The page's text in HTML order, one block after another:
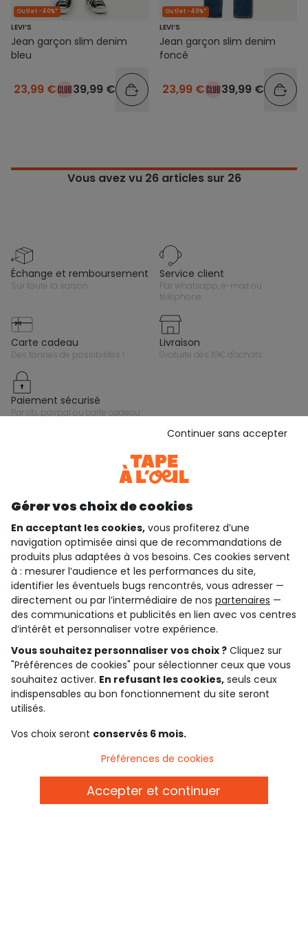
Outlet -40%*
LEVI’S
Jean garçon slim denim
bleu
23,99 € 39,99 €
Outlet -40%*
LEVI’S
Jean garçon slim denim
foncé
23,99 € 39,99 €
Vous avez vu 26articles sur 26
échange et remboursement
sur toute la saison
service client
par whatsapp, e-mail ou
téléphone
carte cadeau
des tonnes de possibilités !
livraison
gratuite dès 10€ d'achats
paiement sécurisé
par cb, paypal ou carte cadeau
Gardez le contact avec Tape à l’Oeil, inscrivez-
vous à la newsletter !
Je m'inscris
Rejoignez la communauté !
4.6/5
Basé sur 7 339 avis soumis à un contrôle
Voir l’attestation de confiance
Consulter les CGU
Téléchargez notre application
Découvrir notre application
qui sommes-nous ?
le club fidélité
Gérer vos choix de cookies
En acceptant les cookies, vous profiterez d’une
navigation optimisée ainsi que de recommandations de
produits plus adaptées à vos besoins. Ces cookies servent
à : mesurer l’audience et les performances du site,
identifier les éventuels bugs rencontrés, vous adresser —
directement ou par l’intermédiaire de nos partenaires —
des communications et publicités en lien avec vos centres
d’intérêt et personnaliser votre expérience.
Vous souhaitez personnaliser vos choix ? Cliquez sur
"Préférences de cookies" pour sélectionner ceux que vous
souhaitez activer. En refusant les cookies, seuls ceux
indispensables au bon fonctionnement du site seront
utilisés.
Vos choix seront conservés 6 mois.
Continuer sans accepter
Préférences de cookies
Accepter et continuer